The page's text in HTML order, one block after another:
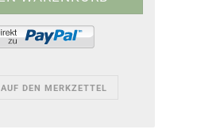
AUF DEN MERKZETTEL